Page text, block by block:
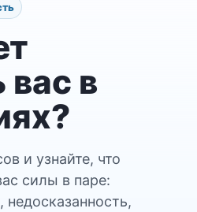
в
и узнайте, что
силы в паре:
недосказанность,